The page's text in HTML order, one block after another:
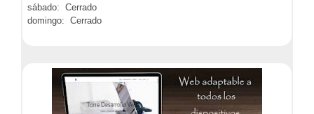
sábado: Cerrado
domingo: Cerrado